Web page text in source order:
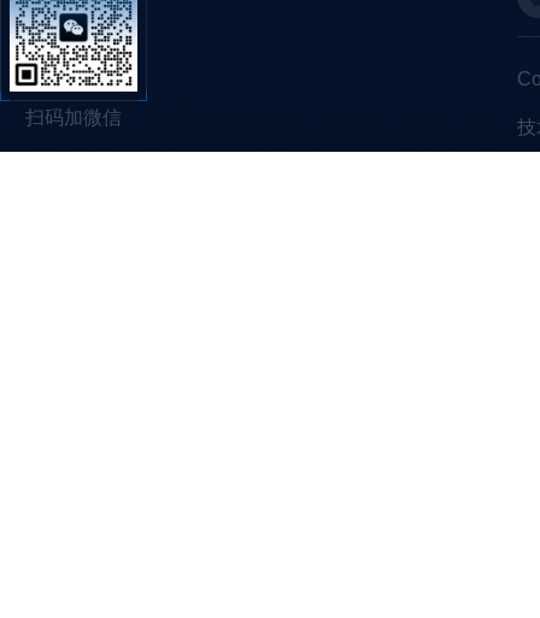
扫码加微信 技